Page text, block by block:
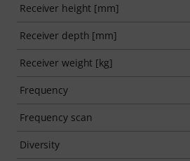
Receiver height [mm]
Receiver depth [mm]
Receiver weight [kg]
Frequency
Frequency scan
Diversity